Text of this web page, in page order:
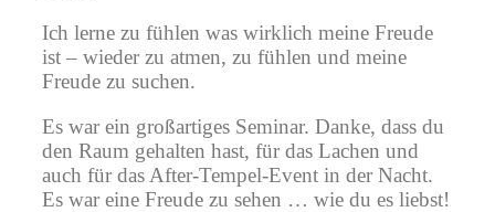
Ich lerne zu fühlen was wirklich meine Freude
ist – wieder zu atmen, zu fühlen und meine
Freude zu suchen.
Es war ein großartiges Seminar. Danke, dass du
den Raum gehalten hast, für das Lachen und
auch für das After-Tempel-Event in der Nacht.
Es war eine Freude zu sehen … wie du es liebst!